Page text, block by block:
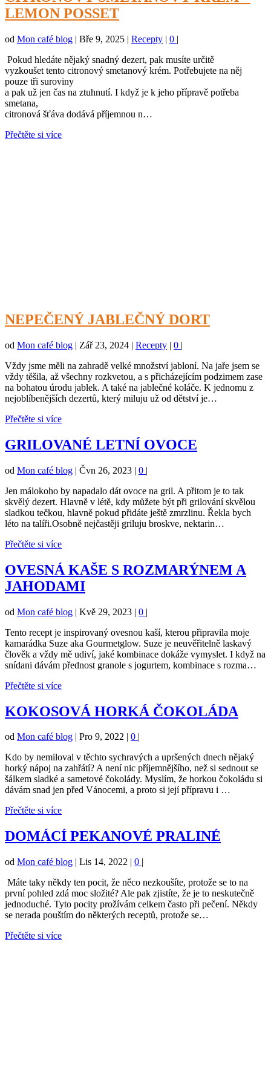
LEMON POSSET
od Mon café blog | Bře 9, 2025 | Recepty | 0 |
Pokud hledáte nějaký snadný dezert, pak musíte určitě
vyzkoušet tento citronový smetanový krém. Potřebujete na něj
pouze tři suroviny
a pak už jen čas na ztuhnutí. I když je k jeho přípravě potřeba
smetana,
citronová šťáva dodává příjemnou n…
Přečtěte si více
NEPEČENÝ JABLEČNÝ DORT
od Mon café blog | Zář 23, 2024 | Recepty | 0 |
Vždy jsme měli na zahradě velké množství jabloní. Na jaře jsem se
vždy těšila, až všechny rozkvetou, a s přicházejícím podzimem zase
na bohatou úrodu jablek. A také na jablečné koláče. K jednomu z
nejoblíbenějších dezertů, který miluju už od dětství je…
Přečtěte si více
GRILOVANÉ LETNÍ OVOCE
od Mon café blog | Čvn 26, 2023 | 0 |
Jen málokoho by napadalo dát ovoce na gril. A přitom je to tak
skvělý dezert. Hlavně v létě, kdy můžete být při grilování skvělou
sladkou tečkou, hlavně pokud přidáte ještě zmrzlinu. Řekla bych
léto na talíři.Osobně nejčastěji griluju broskve, nektarin…
Přečtěte si více
OVESNÁ KAŠE S ROZMARÝNEM A
JAHODAMI
od Mon café blog | Kvě 29, 2023 | 0 |
Tento recept je inspirovaný ovesnou kaší, kterou připravila moje
kamarádka Suze aka Gourmetglow. Suze je neuvěřitelně laskavý
člověk a vždy mě udiví, jaké kombinace dokáže vymyslet. I když na
snídani dávám přednost granole s jogurtem, kombinace s rozma…
Přečtěte si více
KOKOSOVÁ HORKÁ ČOKOLÁDA
od Mon café blog | Pro 9, 2022 | 0 |
Kdo by nemiloval v těchto sychravých a upršených dnech nějaký
horký nápoj na zahřátí? A není nic příjemnějšího, než si sednout se
šálkem sladké a sametové čokolády. Myslím, že horkou čokoládu si
dávám snad jen před Vánocemi, a proto si její přípravu i …
Přečtěte si více
DOMÁCÍ PEKANOVÉ PRALINÉ
od Mon café blog | Lis 14, 2022 | 0 |
Máte taky někdy ten pocit, že něco nezkoušíte, protože se to na
první pohled zdá moc složité? Ale pak zjistíte, že je to neskutečně
jednoduché. Tyto pocity prožívám celkem často při pečení. Někdy
se nerada pouštím do některých receptů, protože se…
Přečtěte si více